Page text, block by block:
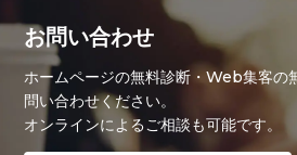
お問い合わせ
ホームページの無料診断・Web集客の
問い合わせください。
オンラインによるご相談も可能です。